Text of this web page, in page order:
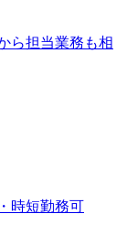
ら担当業務も相
時短勤務可